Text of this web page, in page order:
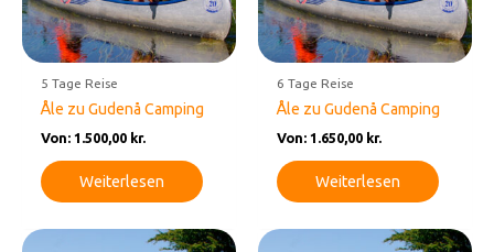
5 Tage Reise
Åle zu Gudenå Camping
Von: 1.500,00 kr.
Weiterlesen
6 Tage Reise
Åle zu Gudenå Camping
Von: 1.650,00 kr.
Weiterlesen